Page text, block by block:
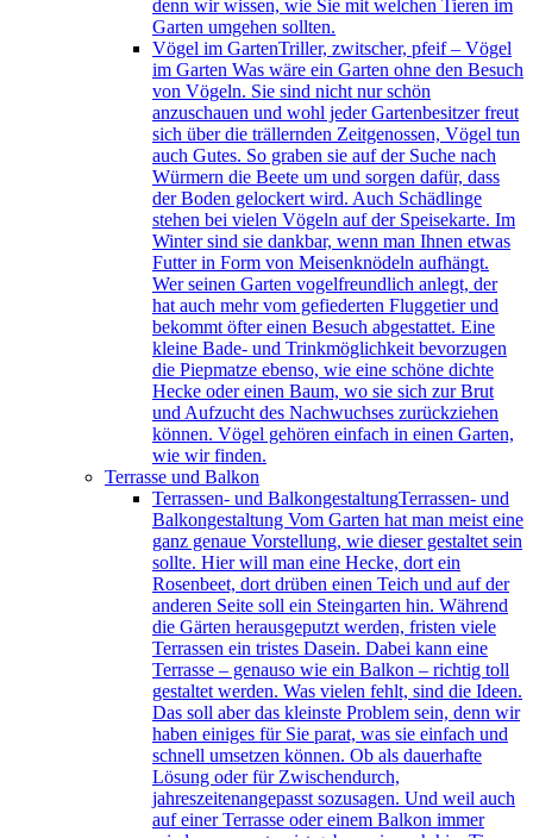
denn wir wissen, wie Sie mit welchen Tieren im
Garten umgehen sollten.
Vögel im GartenTriller, zwitscher, pfeif – Vögel
im Garten Was wäre ein Garten ohne den Besuch
von Vögeln. Sie sind nicht nur schön
anzuschauen und wohl jeder Gartenbesitzer freut
sich über die trällernden Zeitgenossen, Vögel tun
auch Gutes. So graben sie auf der Suche nach
Würmern die Beete um und sorgen dafür, dass
der Boden gelockert wird. Auch Schädlinge
stehen bei vielen Vögeln auf der Speisekarte. Im
Winter sind sie dankbar, wenn man Ihnen etwas
Futter in Form von Meisenknödeln aufhängt.
Wer seinen Garten vogelfreundlich anlegt, der
hat auch mehr vom gefiederten Fluggetier und
bekommt öfter einen Besuch abgestattet. Eine
kleine Bade- und Trinkmöglichkeit bevorzugen
die Piepmatze ebenso, wie eine schöne dichte
Hecke oder einen Baum, wo sie sich zur Brut
und Aufzucht des Nachwuchses zurückziehen
können. Vögel gehören einfach in einen Garten,
wie wir finden.
Terrasse und Balkon
Terrassen- und BalkongestaltungTerrassen- und
Balkongestaltung Vom Garten hat man meist eine
ganz genaue Vorstellung, wie dieser gestaltet sein
sollte. Hier will man eine Hecke, dort ein
Rosenbeet, dort drüben einen Teich und auf der
anderen Seite soll ein Steingarten hin. Während
die Gärten herausgeputzt werden, fristen viele
Terrassen ein tristes Dasein. Dabei kann eine
Terrasse – genauso wie ein Balkon – richtig toll
gestaltet werden. Was vielen fehlt, sind die Ideen.
Das soll aber das kleinste Problem sein, denn wir
haben einiges für Sie parat, was sie einfach und
schnell umsetzen können. Ob als dauerhafte
Lösung oder für Zwischendurch,
jahreszeitenangepasst sozusagen. Und weil auch
auf einer Terrasse oder einem Balkon immer